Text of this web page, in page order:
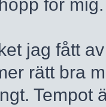
för
jag fått
rätt bra
Tempot